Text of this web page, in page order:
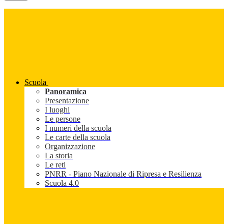
Scuola
Panoramica
Presentazione
I luoghi
Le persone
I numeri della scuola
Le carte della scuola
Organizzazione
La storia
Le reti
PNRR - Piano Nazionale di Ripresa e Resilienza
Scuola 4.0